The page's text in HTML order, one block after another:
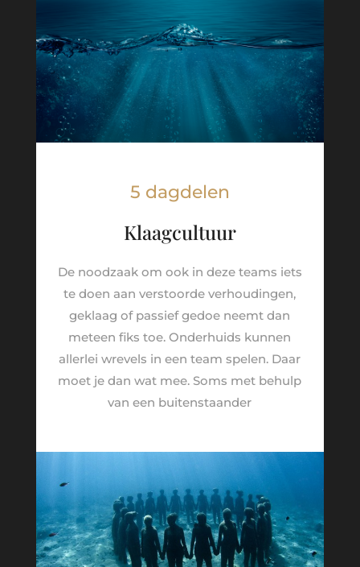
5 dagdelen
Klaagcultuur
De noodzaak om ook in deze teams iets
te doen aan verstoorde verhoudingen,
geklaag of passief gedoe neemt dan
meteen fiks toe. Onderhuids kunnen
allerlei wrevels in een team spelen. Daar
moet je dan wat mee. Soms met behulp
van een buitenstaander